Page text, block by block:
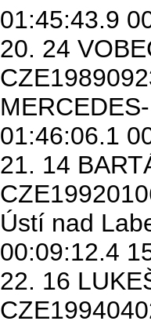
01:45:43.9
20. 24
01:46:06.1
21. 14
Ústí nad
00:09:12.4
22. 16